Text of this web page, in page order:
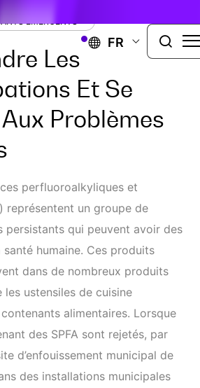
FR
ÉMERGENTS
Les
Et Se
Problèmes
perfluoroalkyliques et
représentent un groupe de
persistants qui peuvent avoir des
humaine. Ces produits
dans de nombreux produits
les ustensiles de cuisine
alimentaires. Lorsque
des SPFA sont rejetés, par
d’enfouissement municipal de
des installations municipales